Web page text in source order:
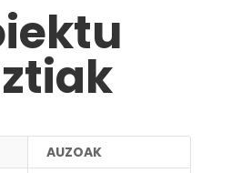
AUZOAK